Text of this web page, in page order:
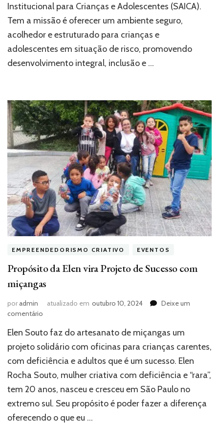
Institucional para Crianças e Adolescentes (SAICA).
Tem a missão é oferecer um ambiente seguro,
acolhedor e estruturado para crianças e
adolescentes em situação de risco, promovendo
desenvolvimento integral, inclusão e …
EMPREENDEDORISMO CRIATIVO EVENTOS
Propósito da Elen vira Projeto de Sucesso com
miçangas
poradmin atualizado em outubro 10, 2024
Deixe um
comentário
da
Elen
Projeto
de
com
miçangas
Elen Souto faz do artesanato de miçangas um
projeto solidário com oficinas para crianças carentes,
com deficiência e adultos que é um sucesso. Elen
Rocha Souto, mulher criativa com deficiência e “rara”,
tem 20 anos, nasceu e cresceu em São Paulo no
extremo sul. Seu propósito é poder fazer a diferença
oferecendo o que eu …